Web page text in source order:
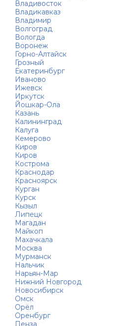
Владивосток
Владикавказ
Владимир
Волгоград
Вологда
Воронеж
Горно-Алтайск
Грозный
Екатеринбург
Иваново
Ижевск
Иркутск
Йошкар-Ола
Казань
Калининград
Калуга
Кемерово
Киров
Киров
Кострома
Краснодар
Красноярск
Курган
Курск
Кызыл
Липецк
Магадан
Майкоп
Махачкала
Москва
Мурманск
Нальчик
Нарьян-Мар
Нижний Новгород
Новосибирск
Омск
Орёл
Оренбург
Пенза